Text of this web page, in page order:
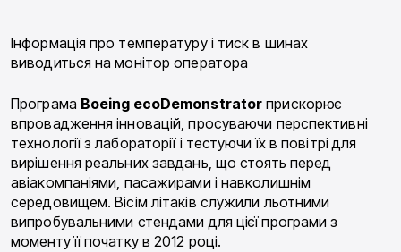
Інформація про температуру і тиск в шинах
виводиться на монітор оператора
Програма Boeing ecoDemonstrator прискорює
впровадження інновацій, просуваючи перспективні
технології з лабораторії і тестуючи їх в повітрі для
вирішення реальних завдань, що стоять перед
авіакомпаніями, пасажирами і навколишнім
середовищем. Вісім літаків служили льотними
випробувальними стендами для цієї програми з
моменту її початку в 2012 році.